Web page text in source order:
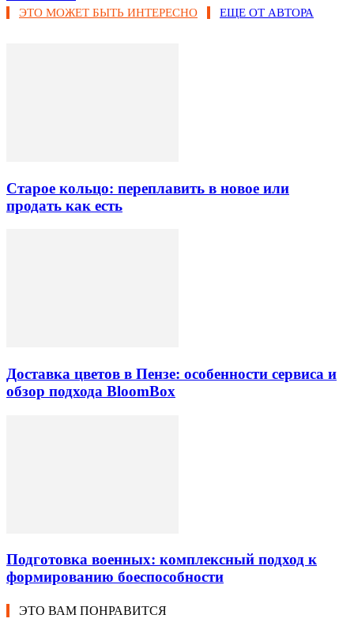
ЭТО МОЖЕТ БЫТЬ ИНТЕРЕСНО ЕЩЕ ОТ АВТОРА
Старое кольцо: переплавить в новое или
продать как есть
Доставка цветов в Пензе: особенности сервиса и
обзор подхода BloomBox
Подготовка военных: комплексный подход к
формированию боеспособности
ЭТО ВАМ ПОНРАВИТСЯ